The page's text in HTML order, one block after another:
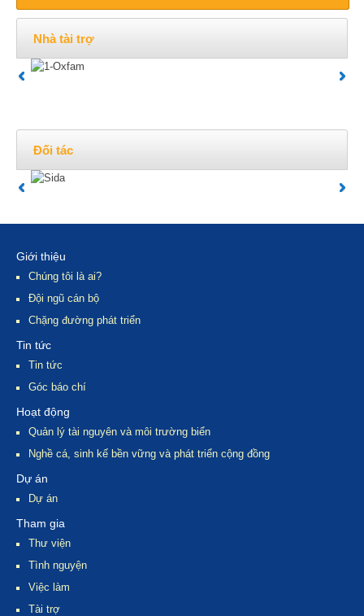
Nhà tài trợ
Đối tác
Giới thiệu
Chúng tôi là ai?
Đội ngũ cán bộ
Chặng đường phát triển
Tin tức
Tin tức
Góc báo chí
Hoạt động
Quản lý tài nguyên và môi trường biển
Nghề cá, sinh kế bền vững và phát triển cộng đồng
Dự án
Dự án
Tham gia
Thư viện
Tình nguyện
Việc làm
Tài trợ